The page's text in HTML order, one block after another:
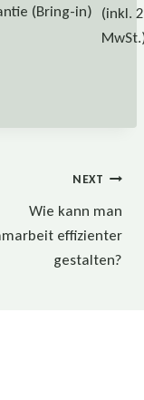
(Bring-in) (inkl.
NEXT
Wie kann man
effizienter
gestalten?